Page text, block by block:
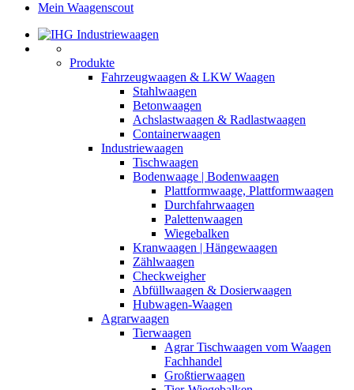
Mein Waagenscout
Produkte
Fahrzeugwaagen & LKW Waagen
Stahlwaagen
Betonwaagen
Achslastwaagen & Radlastwaagen
Containerwaagen
Industriewaagen
Tischwaagen
Bodenwaage | Bodenwaagen
Plattformwaage, Plattformwaagen
Durchfahrwaagen
Palettenwaagen
Wiegebalken
Kranwaagen | Hängewaagen
Zählwaagen
Checkweigher
Abfüllwaagen & Dosierwaagen
Hubwagen-Waagen
Agrarwaagen
Tierwaagen
Agrar Tischwaagen vom Waagen
Fachhandel
Großtierwaagen